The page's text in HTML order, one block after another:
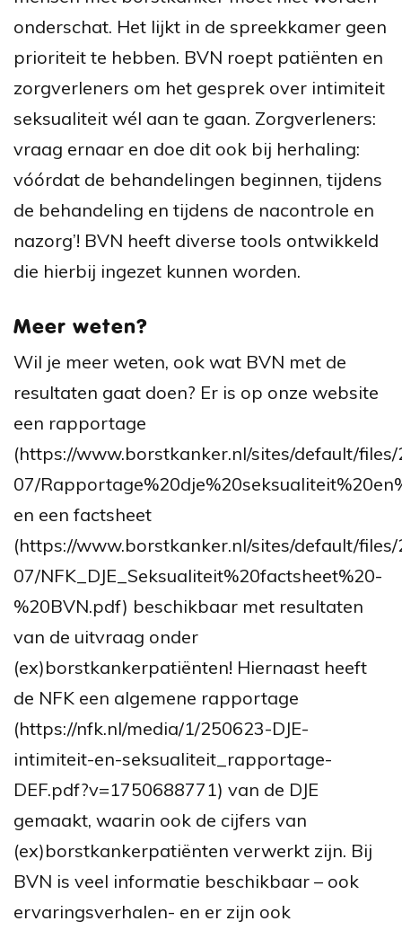
onderschat. Het lijkt in de spreekkamer geen
prioriteit te hebben. BVN roept patiënten en
zorgverleners om het gesprek over intimiteit
seksualiteit wél aan te gaan. Zorgverleners:
vraag ernaar en doe dit ook bij herhaling:
vóórdat de behandelingen beginnen, tijdens
de behandeling en tijdens de nacontrole en
nazorg’! BVN heeft diverse tools ontwikkeld
die hierbij ingezet kunnen worden.
Meer weten?
Wil je meer weten, ook wat BVN met de
resultaten gaat doen? Er is op onze website
een rapportage
(https://www.borstkanker.nl/sites/default/
07/
en een factsheet
(https://www.borstkanker.nl/sites/default/
07/NFK_DJE_Seksualiteit%20factsheet%20-
%20BVN.pdf) beschikbaar met resultaten
van de uitvraag onder
(ex)borstkankerpatiënten! Hiernaast heeft
de NFK een algemene rapportage
(https://nfk.nl/media/1/250623-DJE-
intimiteit-en-seksualiteit_rapportage-
DEF.pdf?v=1750688771) van de DJE
gemaakt, waarin ook de cijfers van
(ex)borstkankerpatiënten verwerkt zijn. Bij
BVN is veel informatie beschikbaar – ook
ervaringsverhalen- en er zijn ook